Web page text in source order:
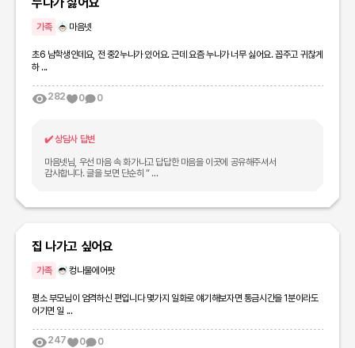
가족 마음넷
초6 남학생인데요, 전 중2누나가 있어요. 근데 요즘 누나가 너무 싫어요. 꼽주고 귀찮게
하 ...
282 0 0
✔️상담사 답변
마음넷님, 우선 마음 속 화가나고 답답한 마음을 이곳에 공유해주셔서
감사합니다. 글을 보면 단순히 “ ...
집 나가고 싶어요
가족 컹나물에어팟
평소 부모님이 엄격하신 편입니다 몇가지 일화로 얘기해보자면 통금시간을 1분이라도
어기면 일 ...
247 0 0